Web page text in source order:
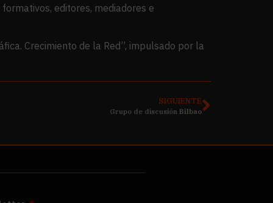
editores, mediadores e
Crecimiento de la Red”, impulsado por la
SIGUIENTE
Grupo de discusión Bilbao